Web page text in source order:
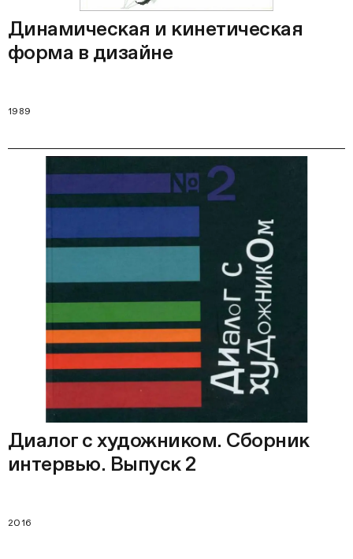
Динамическая и кинетическая
форма в дизайне
1989
Диалог с художником. Сборник
интервью. Выпуск 2
2016